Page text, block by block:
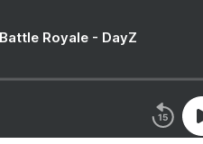
Royale - DayZ